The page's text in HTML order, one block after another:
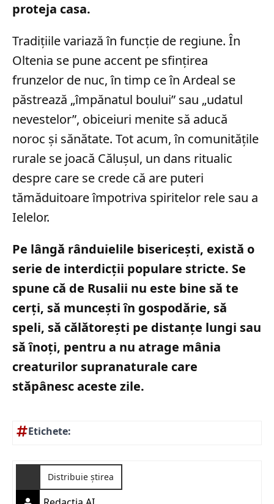
proteja casa.
Tradițiile variază în funcție de regiune. În
Oltenia se pune accent pe sfințirea
frunzelor de nuc, în timp ce în Ardeal se
păstrează „împănatul boului” sau „udatul
nevestelor”, obiceiuri menite să aducă
noroc și sănătate. Tot acum, în comunitățile
rurale se joacă Călușul, un dans ritualic
despre care se crede că are puteri
tămăduitoare împotriva spiritelor rele sau a
Ielelor.
Pe lângă rânduielile bisericești, există o
serie de interdicții populare stricte. Se
spune că de Rusalii nu este bine să te
cerți, să muncești în gospodărie, să
speli, să călătorești pe distanțe lungi sau
să înoți, pentru a nu atrage mânia
creaturilor supranaturale care
stăpânesc aceste zile.
Etichete:
Distribuie știrea